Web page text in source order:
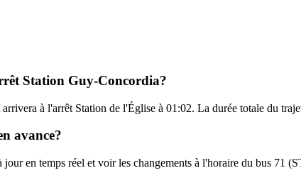
Station Guy-Concordia?
à l'arrêt Station de l'Église à 01:02. La durée totale du
avance?
en temps réel et voir les changements à l'horaire du bus 71